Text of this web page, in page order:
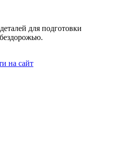
для подготовки
на сайт